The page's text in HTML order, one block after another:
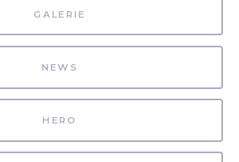
GALERIE
NEWS
HERO